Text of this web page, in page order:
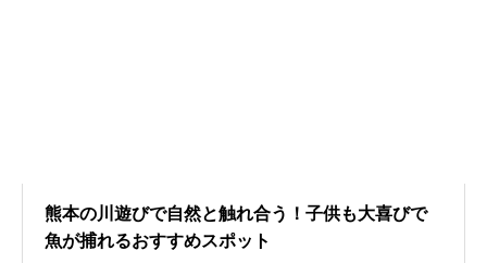
熊本の川遊びで自然と触れ合う！子供も大喜びで
魚が捕れるおすすめスポット